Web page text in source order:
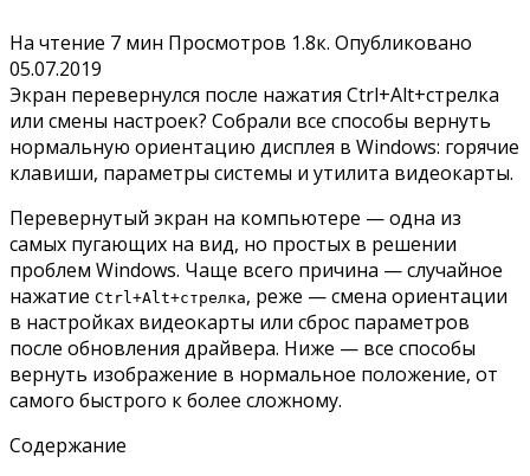
На чтение 7 мин Просмотров 1.8к. Опубликовано
05.07.2019
Экран перевернулся после нажатия Ctrl+Alt+стрелка
или смены настроек? Собрали все способы вернуть
нормальную ориентацию дисплея в Windows: горячие
клавиши, параметры системы и утилита видеокарты.
Перевернутый экран на компьютере — одна из
самых пугающих на вид, но простых в решении
проблем Windows. Чаще всего причина — случайное
нажатие Ctrl+Alt+стрелка, реже — смена ориентации
в настройках видеокарты или сброс параметров
после обновления драйвера. Ниже — все способы
вернуть изображение в нормальное положение, от
самого быстрого к более сложному.
Содержание